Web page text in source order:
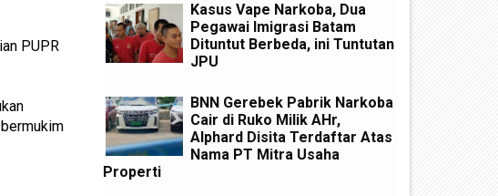
PUPR
Kasus Vape Narkoba, Dua
Pegawai Imigrasi Batam
Dituntut Berbeda, ini Tuntutan
JPU
BNN Gerebek Pabrik Narkoba
Cair di Ruko Milik AHr,
Alphard Disita Terdaftar Atas
Nama PT Mitra Usaha
Properti